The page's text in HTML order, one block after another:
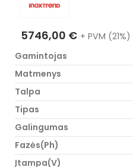
5746,00 € + PVM (21%)
Gamintojas
Matmenys
Talpa
Tipas
Galingumas
Fazės(Ph)
Įtampa(V)